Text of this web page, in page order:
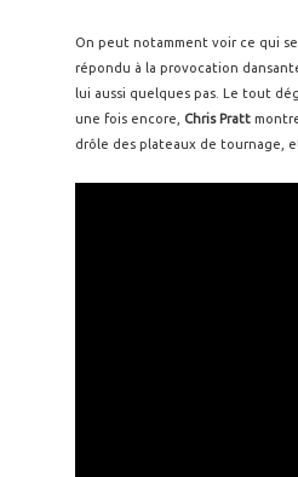
On peut notamment voir ce qui se
répondu à la provocation
lui aussi quelques pas. Le tout
une fois encore, Chris Pratt
drôle des plateaux de tournage,